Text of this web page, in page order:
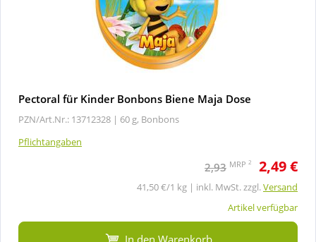
Pectoral für Kinder Bonbons Biene Maja Dose
PZN/Art.Nr.: 13712328 | 60 g, Bonbons
Pflichtangaben
2,93 MRP 2 2,49 €
41,50 €/1 kg | inkl. MwSt. zzgl.Versand
Artikel verfügbar
In den Warenkorb